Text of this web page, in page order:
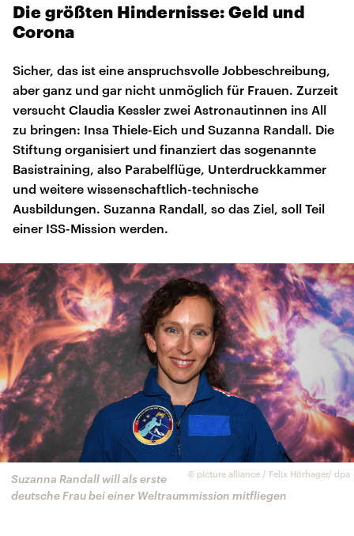
Die größten Hindernisse: Geld und
Corona
Sicher, das ist eine anspruchsvolle Jobbeschreibung,
aber ganz und gar nicht unmöglich für Frauen. Zurzeit
versucht Claudia Kessler zwei Astronautinnen ins All
zu bringen: Insa Thiele-Eich und Suzanna Randall. Die
Stiftung organisiert und finanziert das sogenannte
Basistraining, also Parabelflüge, Unterdruckkammer
und weitere wissenschaftlich-technische
Ausbildungen. Suzanna Randall, so das Ziel, soll Teil
einer ISS-Mission werden.
© picture alliance / Felix Hörhager/ dpa
Suzanna Randall will als erste
deutsche Frau bei einer Weltraummission mitfliegen